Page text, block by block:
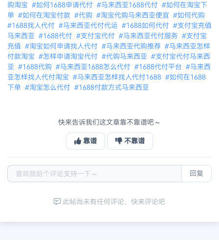
购淘宝 #如何1688申请代付 #马来西亚1688代付 #如何在淘宝下
单 #如何在淘宝付款 #代购 #淘宝代购马来西亚便宜 #如何代购
#1688找人代付 #马来西亚代付代运 #1688如何代付 #支付宝充值
马来西亚 #1688代付 #支付宝代付 #马来西亚代付服务 #支付宝
充值 #淘宝如何申请找人代付 #马来西亚代购推荐 #马来西亚怎样
付款淘宝 #怎样申请淘宝代付 #代购马来西亚 #支付宝代付马来西
亚 #1688代购 #马来西亚1688怎么代付 #1688代付平台 #马来西
亚怎样找人代付淘宝 #马来西亚怎样找人代付1688 #如何在1688
下单 #淘宝怎么代付 #1688付款方式马来西亚
快来告诉我们这文章靠不靠谱吧～
靠谱 不靠谱
回复
此帖尚未有任何评论，快来评论吧